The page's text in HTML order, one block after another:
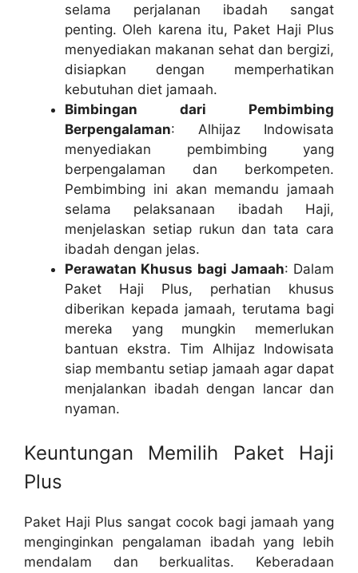
selama perjalanan ibadah sangat
penting. Oleh karena itu, Paket Haji Plus
menyediakan makanan sehat dan bergizi,
disiapkan dengan memperhatikan
kebutuhan diet jamaah.
Bimbingan dari Pembimbing
Berpengalaman: Alhijaz Indowisata
menyediakan pembimbing yang
berpengalaman dan berkompeten.
Pembimbing ini akan memandu jamaah
selama pelaksanaan ibadah Haji,
menjelaskan setiap rukun dan tata cara
ibadah dengan jelas.
Perawatan Khusus bagi Jamaah: Dalam
Paket Haji Plus, perhatian khusus
diberikan kepada jamaah, terutama bagi
mereka yang mungkin memerlukan
bantuan ekstra. Tim Alhijaz Indowisata
siap membantu setiap jamaah agar dapat
menjalankan ibadah dengan lancar dan
nyaman.
Keuntungan Memilih Paket Haji
Plus
Paket Haji Plus sangat cocok bagi jamaah yang
menginginkan pengalaman ibadah yang lebih
mendalam dan berkualitas. Keberadaan